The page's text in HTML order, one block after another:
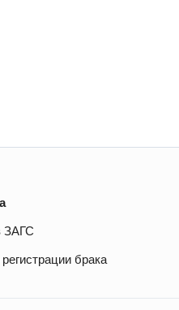
ЗАГС
брака